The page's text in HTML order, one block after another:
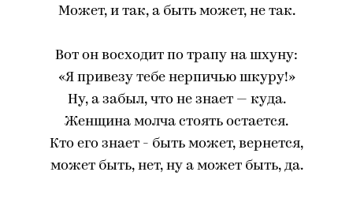
Может, и так, а быть может, не так.
Вот он восходит по трапу на шхуну:
«Я привезу тебе нерпичью шкуру!»
Ну, а забыл, что не знает — куда.
Женщина молча стоять остается.
Кто его знает - быть может, вернется,
может быть, нет, ну а может быть, да.